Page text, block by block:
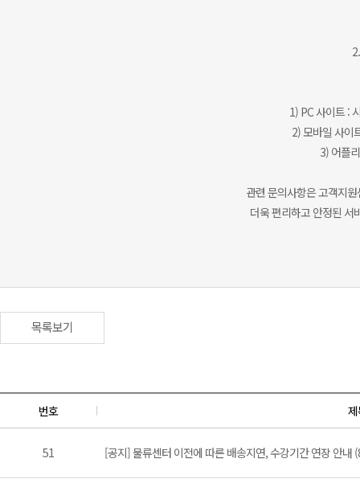
1) PC 사이트 :
2) 모바일 사이
3) 어플
관련 문의사항은 고객지
더욱 편리하고 안정된
목록보기
번호
51 [공지] 물류센터 이전에 따른 배송지연, 수강기간 연장 안내